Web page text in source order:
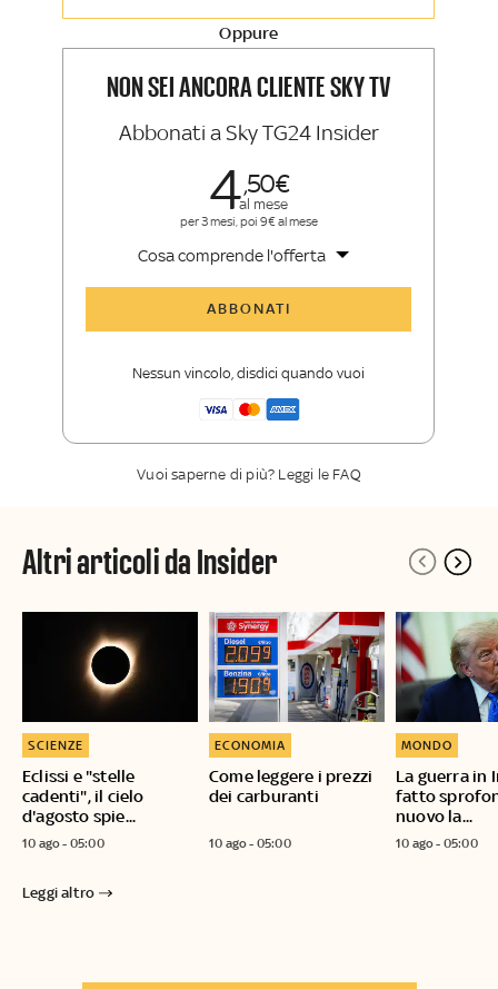
La newsletter esclusiva di Sky TG24
Oppure
NON SEI ANCORA CLIENTE SKY TV
Abbonati a Sky TG24 Insider
450
al mese
per 3 mesi, poi 9€ al mese
Cosa comprende l'offerta
ABBONATI
Nessun vincolo, disdici quando vuoi
Vuoi saperne di più? Leggi le FAQ
Altri articoli da Insider
Eclissi e "stelle
cadenti", il cielo
d'agosto spie...
SCIENZE
10 ago - 05:00
Come leggere i prezzi
dei carburanti
ECONOMIA
10 ago - 05:00
La guerra in
fatto
nuovo la...
MONDO
10 ago - 05:00
Leggi altro